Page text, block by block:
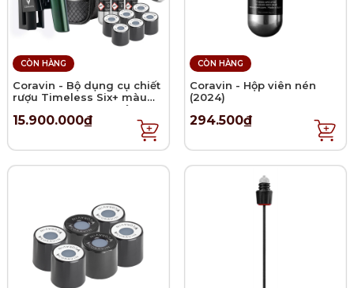
CÒN HÀNG
Coravin - Bộ dụng cụ chiết
rượu Timeless Six+ màu
Forest Green - 14 món
15.900.000₫
CÒN HÀNG
Coravin - Hộp viên nén
(2024)
294.500₫